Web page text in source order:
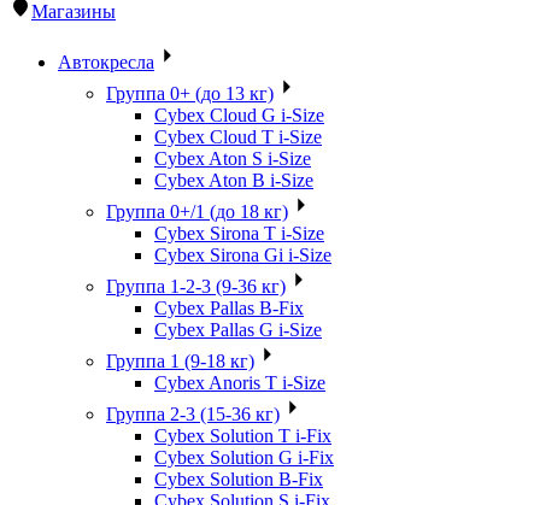
Магазины
Автокресла
Группа 0+ (до 13 кг)
Cybex Cloud G i-Size
Cybex Cloud T i-Size
Cybex Aton S i-Size
Cybex Aton B i-Size
Группа 0+/1 (до 18 кг)
Cybex Sirona T i-Size
Cybex Sirona Gi i-Size
Группа 1-2-3 (9-36 кг)
Cybex Pallas B-Fix
Cybex Pallas G i-Size
Группа 1 (9-18 кг)
Cybex Anoris T i-Size
Группа 2-3 (15-36 кг)
Cybex Solution T i-Fix
Cybex Solution G i-Fix
Cybex Solution B-Fix